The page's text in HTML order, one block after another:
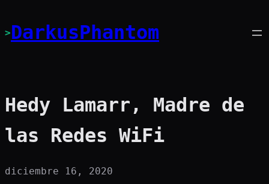
contenido
>DarkusPhantom
Hedy Lamarr, Madre de
las Redes WiFi
diciembre 16, 2020